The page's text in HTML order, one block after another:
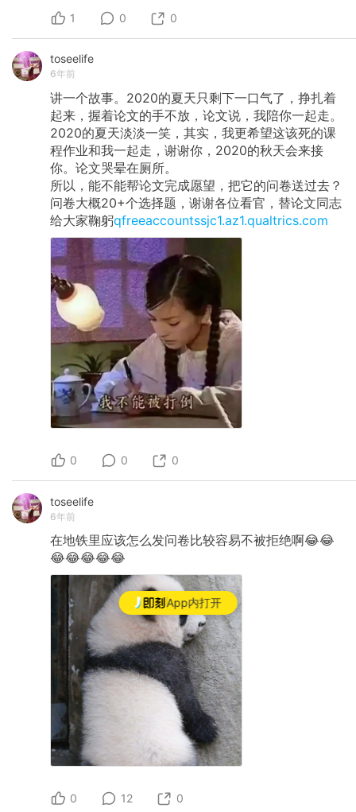
App内打开
1 0 0
toseelife
6年前
讲一个故事。2020的夏天只剩下一口气了，挣扎着
起来，握着论文的手不放，论文说，我陪你一起走。
2020的夏天淡淡一笑，其实，我更希望这该死的课
程作业和我一起走，谢谢你，2020的秋天会来接
你。论文哭晕在厕所。
所以，能不能帮论文完成愿望，把它的问卷送过去？
问卷大概20+个选择题，谢谢各位看官，替论文同志
给大家鞠躬qfreeaccountssjc1.az1.qualtrics.com
0 0 0
toseelife
6年前
在地铁里应该怎么发问卷比较容易不被拒绝啊😂😂
😂😂😂😂😂
0 12 0